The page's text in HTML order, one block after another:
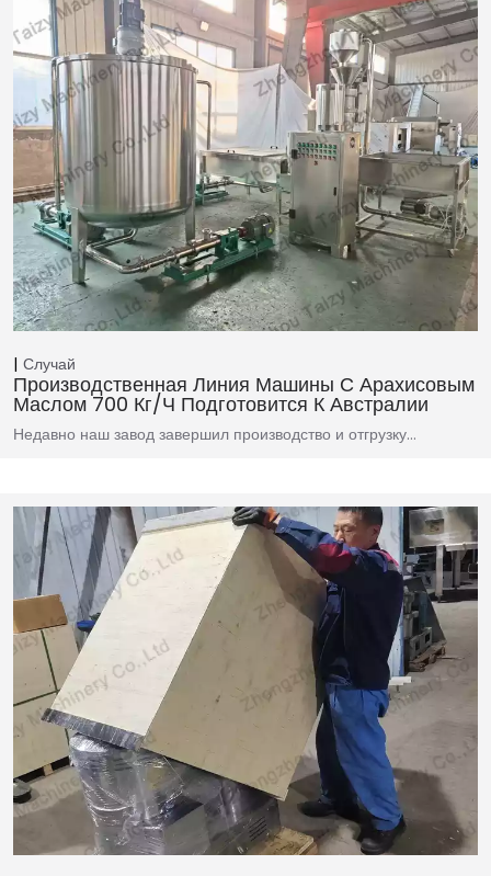
Случай
Производственная Линия Машины С Арахисовым
Маслом 700 Кг/ч Подготовится К Австралии
Недавно наш завод завершил производство и отгрузку…